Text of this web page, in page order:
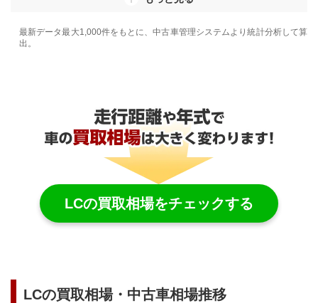
最新データ最大1,000件をもとに、中古車管理システムより統計分析して算
出。
LCの買取相場をチェックする
LCの買取相場・中古車相場推移